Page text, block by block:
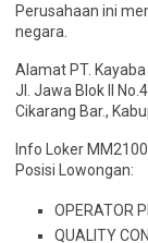
Perusahaan ini
negara.
Alamat PT.
Jl. Jawa Blok II
Cikarang Bar.,
Info Loker
Posisi Lowongan:
OPERATOR
QUALITY